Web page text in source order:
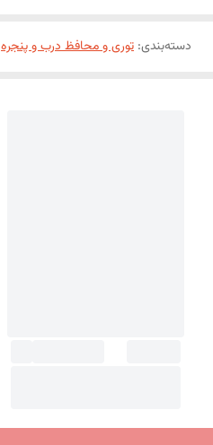
دسته‌بندی: توری و محافظ درب و پنجره